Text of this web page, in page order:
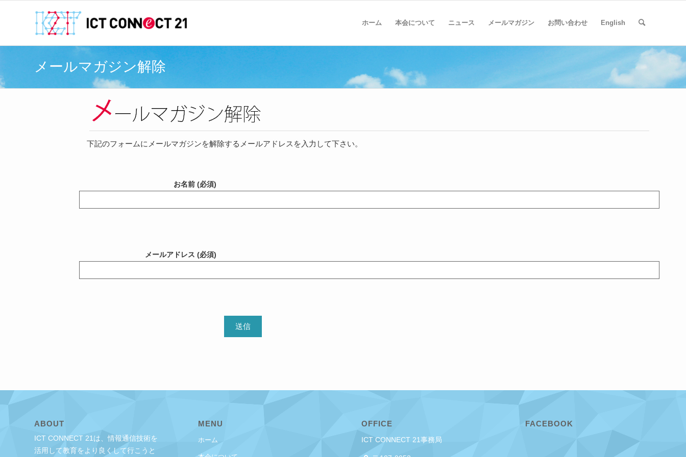
ホーム 本会について ニュース メールマガジン お問い合わせ English
メールマガジン解除
下記のフォームにメールマガジンを解除するメールアドレスを入力して下さい。
お名前 (必須)
メールアドレス (必須)
ABOUT
ICT CONNECT 21は、情報通信技術を
活用して教育をより良くして行こうと
MENU
ホーム
OFFICE
ICT CONNECT 21事務局
FACEBOOK